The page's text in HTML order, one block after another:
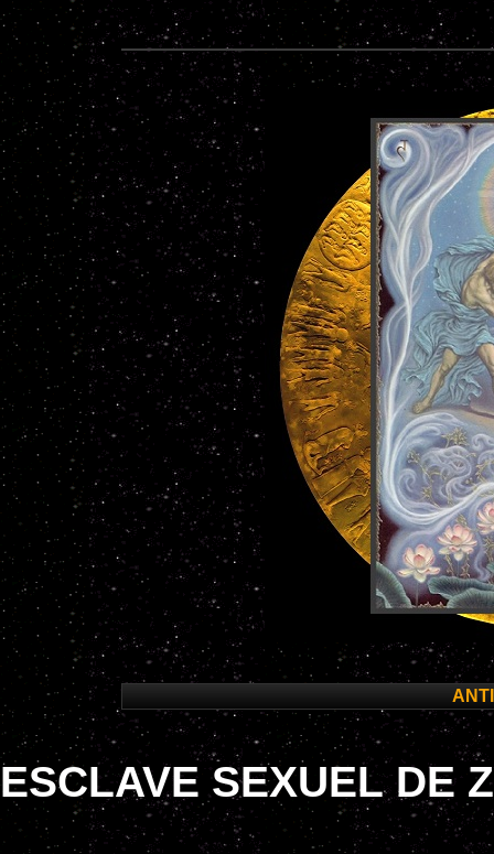
ESCLAVE SEXUEL DE